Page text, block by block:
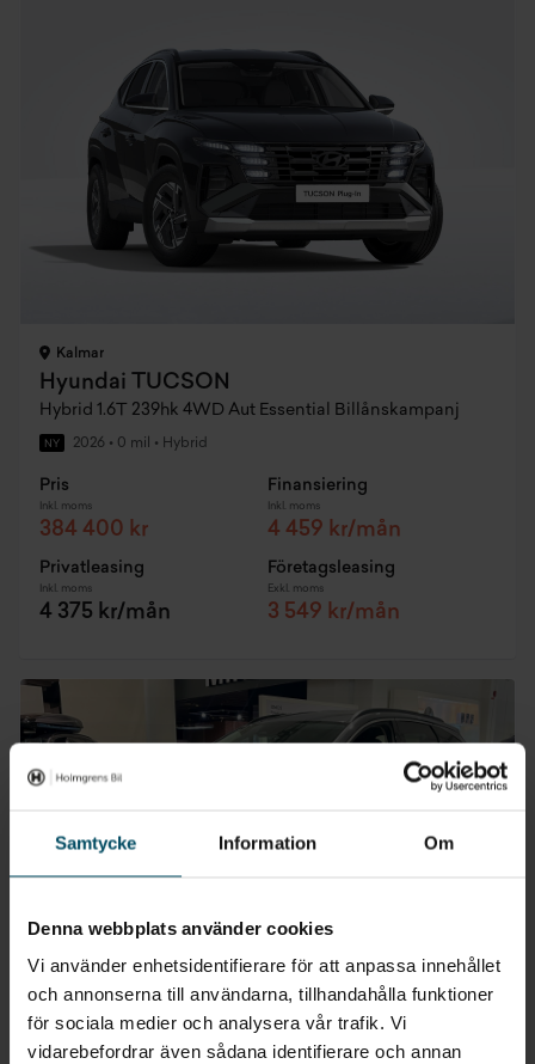
Samtycke Information Om
Denna webbplats använder cookies
Vi använder enhetsidentifierare för att anpassa innehållet
och annonserna till användarna, tillhandahålla funktioner
för sociala medier och analysera vår trafik. Vi
vidarebefordrar även sådana identifierare och annan
Kalmar
Hyundai TUCSON
Hybrid 1.6T 239hk 4WD Aut Essential Billånskampanj
NY 2026 • 0 mil • Hybrid
Pris
Inkl. moms
384 400 kr
Finansiering
Inkl. moms
4 459 kr/mån
Privatleasing
Inkl. moms
4 375 kr/mån
Företagsleasing
Exkl. moms
3 549 kr/mån